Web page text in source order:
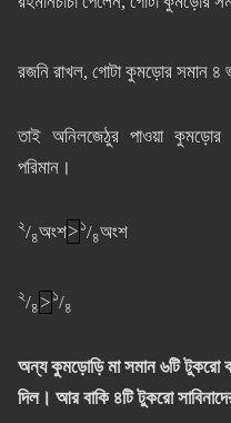
রজনি রাখল, গোটা কুমড়োর সমান ৪
তাই অনিলজেঠুর পাওয়া কুমড়োর
পরিমান।
২/৪অংশ>১/৪অংশ
২/৪>১/৪
অন্য কুমড়োড়ি মা সমান ৬টি টুকরো
দিল। আর বাকি ৪টি টুকরো